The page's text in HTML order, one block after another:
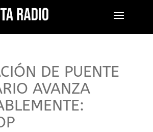
DE PUENTE
AVANZA